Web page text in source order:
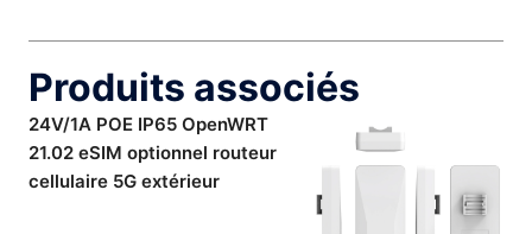
Produits associés
24V/1A POE IP65 OpenWRT
21.02 eSIM optionnel routeur
cellulaire 5G extérieur